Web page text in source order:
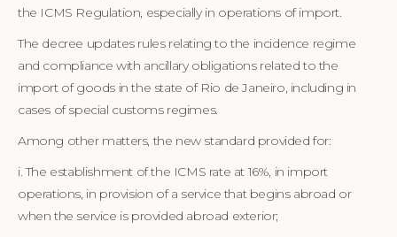
the ICMS Regulation, especially in operations of import.
The decree updates rules relating to the incidence regime
and compliance with ancillary obligations related to the
import of goods in the state of Rio de Janeiro, including in
cases of special customs regimes.
Among other matters, the new standard provided for:
i. The establishment of the ICMS rate at 16%, in import
operations, in provision of a service that begins abroad or
when the service is provided abroad exterior;